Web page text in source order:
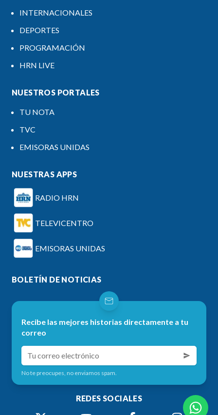
INTERNACIONALES
DEPORTES
PROGRAMACIÓN
HRN LIVE
NUESTROS PORTALES
TU NOTA
TVC
EMISORAS UNIDAS
NUESTRAS APPS
RADIO HRN
TELEVICENTRO
EMISORAS UNIDAS
BOLETÍN DE NOTICIAS
Recibe las mejores historias directamente a tu
correo
No te preocupes, no enviamos spam.
REDES SOCIALES